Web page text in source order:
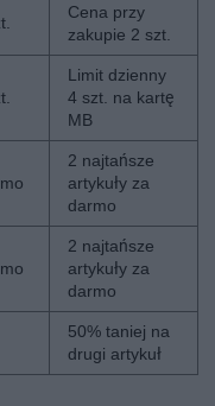
Cena przy
zakupie 2 szt.
Limit dzienny
4 szt. na kartę
MB
2 najtańsze
artykuły za
darmo
2 najtańsze
artykuły za
darmo
50% taniej na
drugi artykuł